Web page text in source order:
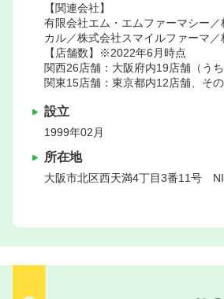
【関連会社】
有限会社エム・エムファーマシー
カル／株式会社スマイルファーマ
【店舗数】※2022年6月時点
関西26店舗：大阪府内19店舗（う
関東15店舗：東京都内12店舗、そ
設立
1999年02月
所在地
大阪市北区西天満4丁目3番11号